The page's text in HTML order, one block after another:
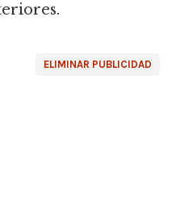
ELIMINAR PUBLICIDAD